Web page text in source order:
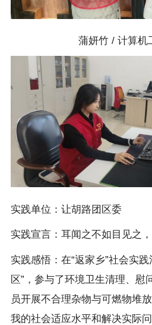
蒲妍竹 / 计算机
实践单位：让胡路团区委
实践宣言：耳闻之不如目见之
实践感悟：在“返家乡”社会实
区”，参与了环境卫生清理、慰
员开展不合理杂物与可燃物堆
我的社会适应水平和解决实际